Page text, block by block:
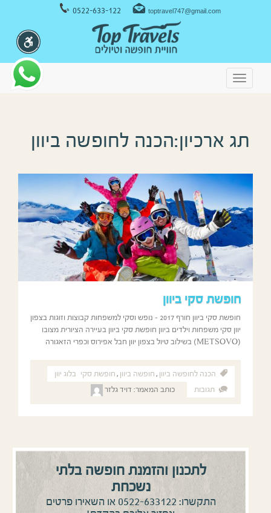
0522-633-122 toptravel747@gmail.com
Toggle
navigation
תג ארכיון:הכנה לחופשה ביוון
חופשת סקי ביוון
חופשת סקי ביוון חורף 2017 – נופש וסקי למשפחות קבוצות וזוגות בצפון
יוון סקי משפחות וילדים ביוון חופשת סקי ביוון בעיירה הציורית מצובו
(METSOVO) בשילוב טיול בצפון יוון חבל אפירוס וכפרי הזאגורה
הכנה לחופשה ביוון , חופשה ביוון , חופשת סקי בלוג יוון
תגובות
כותב המאמר: דויד גלזר
לתכנון והזמנת חופשה בלתי
נשכחת
התקשרו: 0522-633122 או השאירו פרטים
ניווט במקלדת